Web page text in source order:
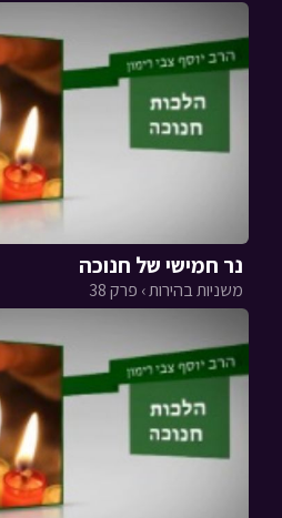
נר חמישי של חנוכה
משניות בהירות › פרק 38